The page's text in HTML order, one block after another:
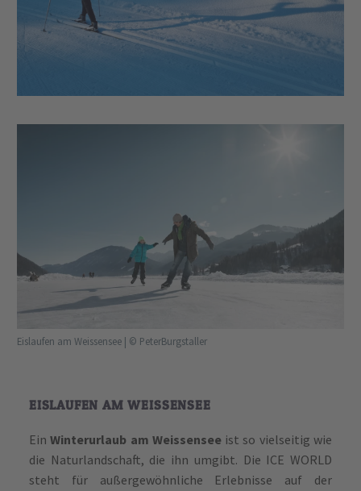
Eislaufen am Weissensee | © PeterBurgstaller
EISLAUFEN AM WEISSENSEE
EinWinterurlaub am Weissensee ist so vielseitig wie
die Naturlandschaft, die ihn umgibt. Die ICE WORLD
steht für außergewöhnliche Erlebnisse auf der